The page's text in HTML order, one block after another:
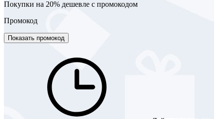
Покупки на 20% дешевле с промокодом
Промокод
Показать промокод